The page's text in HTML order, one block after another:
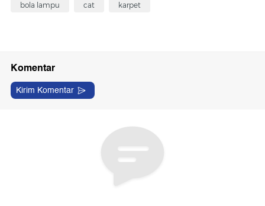
bola lampu cat karpet